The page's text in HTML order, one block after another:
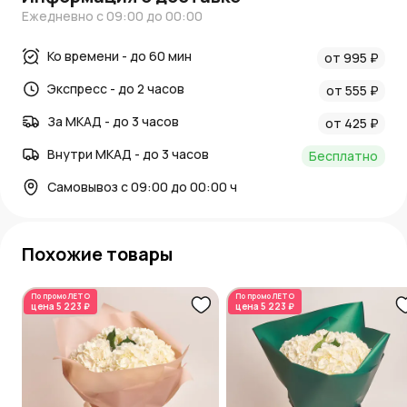
Ежедневно с 09:00 до 00:00
Ко времени - до 60 мин
от 995 ₽
Экспресс - до 2 часов
от 555 ₽
За МКАД - до 3 часов
от 425 ₽
Внутри МКАД - до 3 часов
Бесплатно
Самовывоз с 09:00 до 00:00 ч
Похожие товары
По промоЛЕТО
цена 5 223 ₽
По промоЛЕТО
цена 5 223 ₽